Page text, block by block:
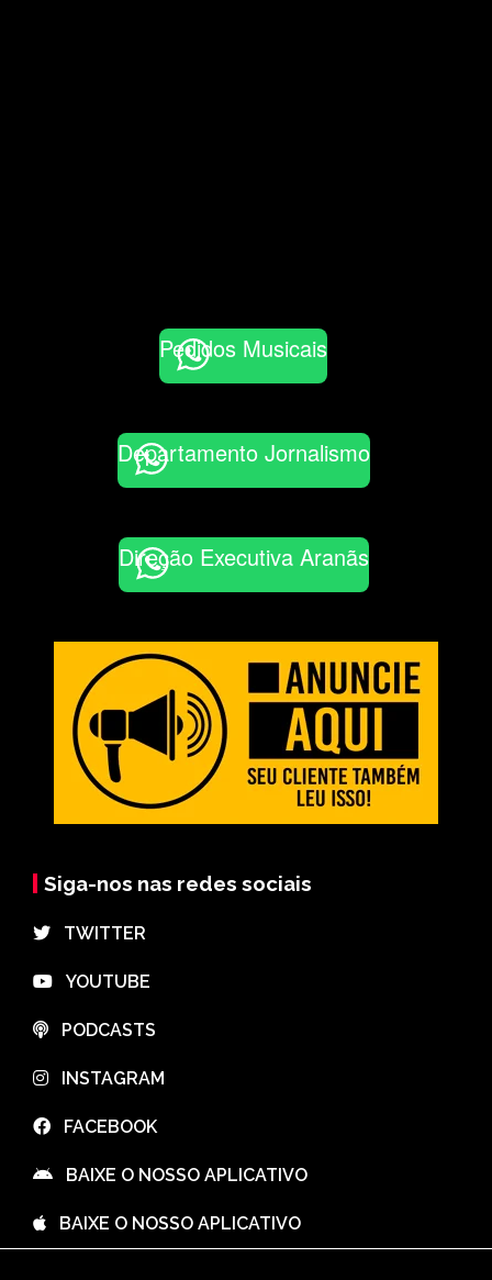
Pedidos Musicais
Departamento Jornalismo
Direção Executiva Aranãs
Siga-nos nas redes sociais
⠀TWITTER
⠀YOUTUBE
⠀PODCASTS
⠀INSTAGRAM
⠀FACEBOOK
⠀BAIXE O NOSSO APLICATIVO
⠀BAIXE O NOSSO APLICATIVO